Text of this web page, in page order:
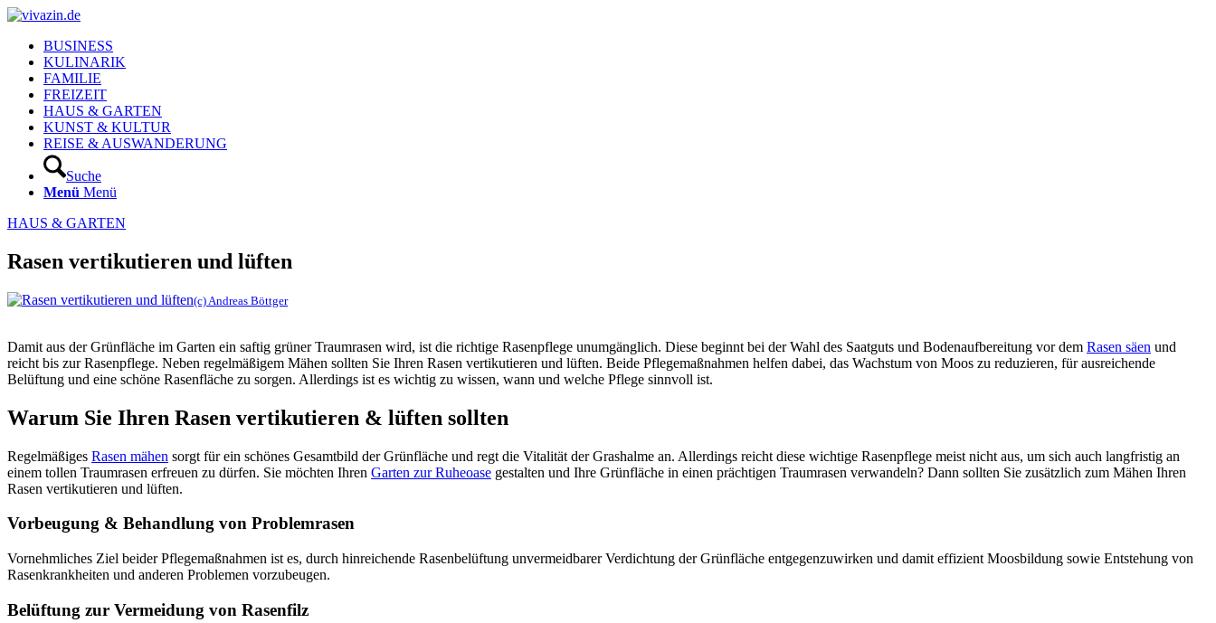
BUSINESS
KULINARIK
FAMILIE
FREIZEIT
HAUS & GARTEN
KUNST & KULTUR
REISE & AUSWANDERUNG
Suche
Menü Menü
HAUS & GARTEN
Rasen vertikutieren und lüften
(c) Andreas Böttger
Damit aus der Grünfläche im Garten ein saftig grüner Traumrasen wird, ist die richtige Rasenpflege unumgänglich. Diese beginnt bei der Wahl des Saatguts und Bodenaufbereitung vor dem Rasen säen und
reicht bis zur Rasenpflege. Neben regelmäßigem Mähen sollten Sie Ihren Rasen vertikutieren und lüften. Beide Pflegemaßnahmen helfen dabei, das Wachstum von Moos zu reduzieren, für ausreichende
Belüftung und eine schöne Rasenfläche zu sorgen. Allerdings ist es wichtig zu wissen, wann und welche Pflege sinnvoll ist.
Warum Sie Ihren Rasen vertikutieren & lüften sollten
Regelmäßiges Rasen mähen sorgt für ein schönes Gesamtbild der Grünfläche und regt die Vitalität der Grashalme an. Allerdings reicht diese wichtige Rasenpflege meist nicht aus, um sich auch langfristig an
einem tollen Traumrasen erfreuen zu dürfen. Sie möchten Ihren Garten zur Ruheoase gestalten und Ihre Grünfläche in einen prächtigen Traumrasen verwandeln? Dann sollten Sie zusätzlich zum Mähen Ihren
Rasen vertikutieren und lüften.
Vorbeugung & Behandlung von Problemrasen
Vornehmliches Ziel beider Pflegemaßnahmen ist es, durch hinreichende Rasenbelüftung unvermeidbarer Verdichtung der Grünfläche entgegenzuwirken und damit effizient Moosbildung sowie Entstehung von
Rasenkrankheiten und anderen Problemen vorzubeugen.
Belüftung zur Vermeidung von Rasenfilz